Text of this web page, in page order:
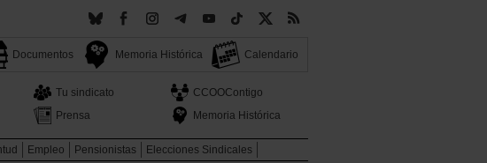
Documentos Memoria Histórica Calendario
Tu sindicato
CCOOContigo
Prensa Memoria Histórica
Empleo Pensionistas
Elecciones Sindicales